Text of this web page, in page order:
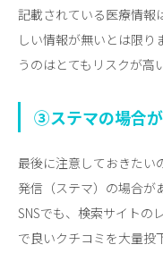
記載されている医療情報
しい情報が無いとは限り
うのはとてもリスクが高
③ステマの場合
最後に注意しておきたい
発信（ステマ）の場合が
SNSでも、検索サイトの
で良いクチコミを大量投